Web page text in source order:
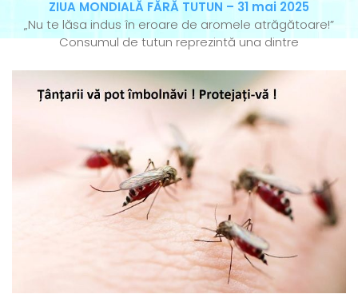
ZIUA MONDIALĂ FĂRĂ TUTUN – 31 mai 2025
„Nu te lăsa indus în eroare de aromele atrăgătoare!”
Consumul de tutun reprezintă una dintre